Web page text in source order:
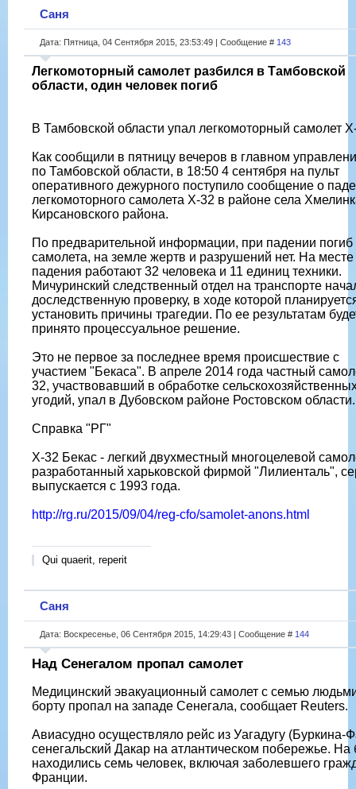
Саня
Дата: Пятница, 04 Сентября 2015, 23:53:49 | Сообщение # 143
Легкомоторный самолет разбился в Тамбовской
области, один человек погиб
В Тамбовской области упал легкомоторный самолет
Как сообщили в пятницу вечеров в главном
по Тамбовской области, в 18:50 4 сентября на пульт
оперативного дежурного поступило сообщение о
легкомоторного самолета Х-32 в районе села
Кирсановского района.
По предварительной информации, при падении погиб
самолета, на земле жертв и разрушений нет. На месте
падения работают 32 человека и 11 единиц техники.
Мичуринский следственный отдел на транспорте
доследственную проверку, в ходе которой
установить причины трагедии. По ее результатам
принято процессуальное решение.
Это не первое за последнее время происшествие с
участием "Бекаса". В апреле 2014 года частный
32, участвовавший в обработке
угодий, упал в Дубовском районе Ростовском области.
Справка "РГ"
Х-32 Бекас - легкий двухместный многоцелевой
разработанный харьковской фирмой "Лилиенталь",
выпускается с 1993 года.
http://rg.ru/2015/09/04/reg-cfo/samolet-anons.html
Qui quaerit, reperit
Саня
Дата: Воскресенье, 06 Сентября 2015, 14:29:43 | Сообщение # 144
Над Сенегалом пропал самолет
Медицинский эвакуационный самолет с семью
борту пропал на западе Сенегала, сообщает Reuters.
Авиасудно осуществляло рейс из Уагадугу (Буркина-
сенегальский Дакар на атлантическом побережье. На
находились семь человек, включая заболевшего
Франции.